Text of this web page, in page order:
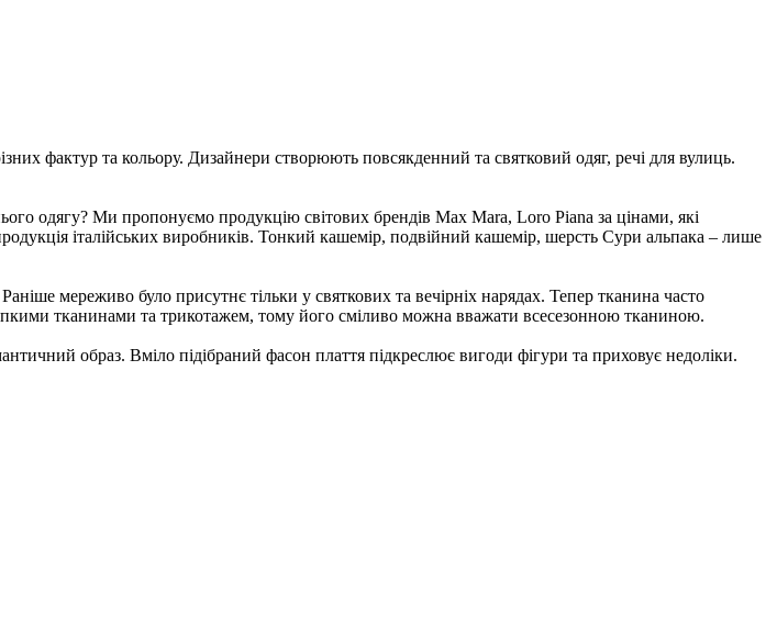
фактур та кольору. Дизайнери створюють повсякденний та святковий одяг, речі для вулиць.
одягу? Ми пропонуємо продукцію світових брендів Max Mara, Loro Piana за цінами, які
італійських виробників. Тонкий кашемір, подвійний кашемір, шерсть Сури альпака – лише
мереживо було присутнє тільки у святкових та вечірніх нарядах. Тепер тканина часто
тканинами та трикотажем, тому його сміливо можна вважати всесезонною тканиною.
образ. Вміло підібраний фасон плаття підкреслює вигоди фігури та приховує недоліки.